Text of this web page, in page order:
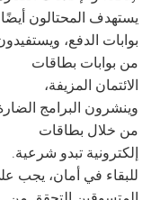
يستهدف المحتالون أيضًا
بوابات الدفع،
من بوابات بطاقات
الائتمان المزيفة،
وينشرون البرامج
من خلال بطاقات
إلكترونية تبدو شرعية.
للبقاء في أمان، يجب